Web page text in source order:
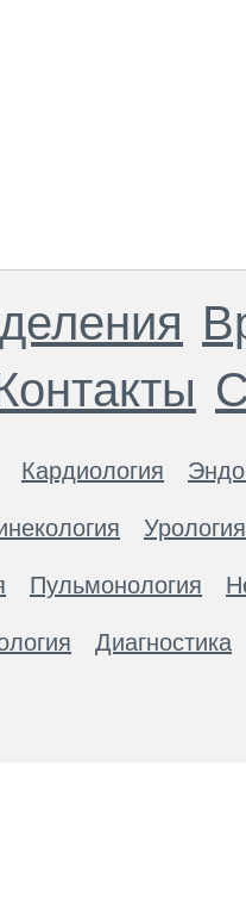
Кардиология
Урология
Пульмонология
Диагностика